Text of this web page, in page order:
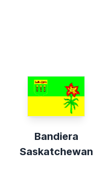
Bandiera
Saskatchewan